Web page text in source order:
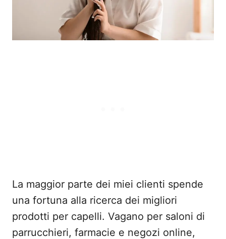
La maggior parte dei miei clienti spende
una fortuna alla ricerca dei migliori
prodotti per capelli. Vagano per saloni di
parrucchieri, farmacie e negozi online,